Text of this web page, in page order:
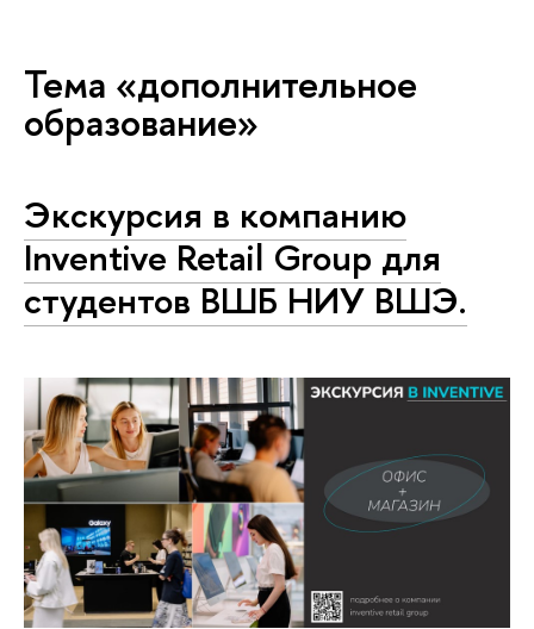
Тема «дополнительное
образование»
Экскурсия в компанию
Inventive Retail Group для
студентов ВШБ НИУ ВШЭ.